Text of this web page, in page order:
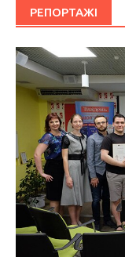
РЕПОРТАЖІ